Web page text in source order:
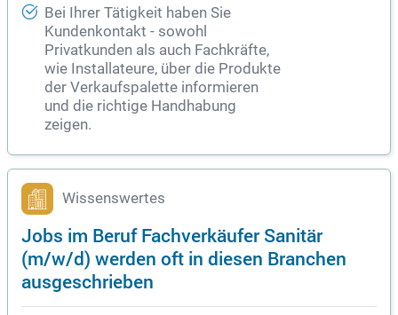
Bei Ihrer Tätigkeit haben Sie
Kundenkontakt - sowohl
Privatkunden als auch Fachkräfte,
wie Installateure, über die Produkte
der Verkaufspalette informieren
und die richtige Handhabung
zeigen.
Wissenswertes
Jobs im Beruf Fachverkäufer Sanitär
(m/w/d) werden oft in diesen Branchen
ausgeschrieben